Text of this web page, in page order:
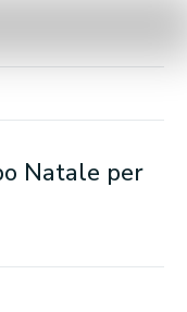
Natale per